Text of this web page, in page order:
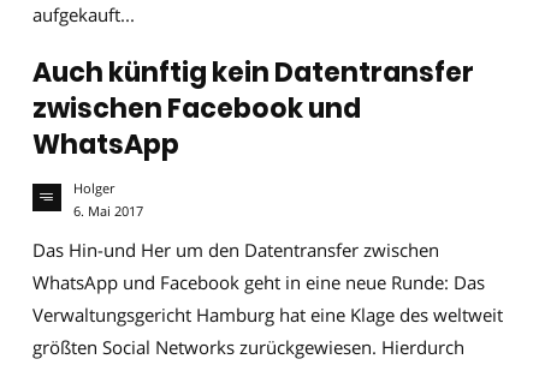
aufgekauft...
Auch künftig kein Datentransfer
zwischen Facebook und
WhatsApp
Holger
6. Mai 2017
Das Hin-und Her um den Datentransfer zwischen
WhatsApp und Facebook geht in eine neue Runde: Das
Verwaltungsgericht Hamburg hat eine Klage des weltweit
größten Social Networks zurückgewiesen. Hierdurch